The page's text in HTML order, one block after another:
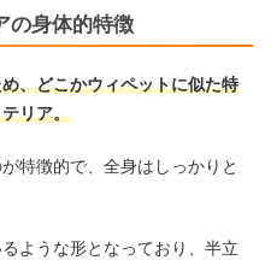
の身体的特徴
、どこかウィペットに似た特
リア。
特徴的で、全身はしっかりと
ような形となっており、半立